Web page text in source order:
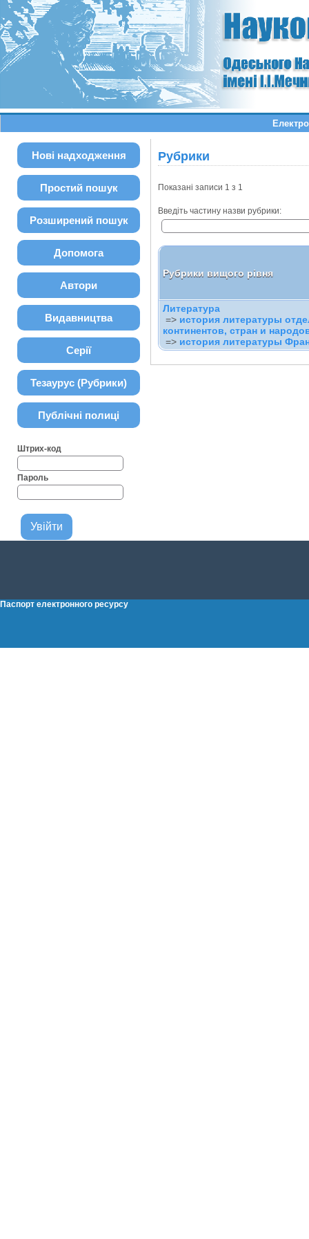
Нові надходження
Простий пошук
Розширений пошук
Допомога
Автори
Видавництва
Серії
Тезаурус (Рубрики)
Публічні полиці
Штрих-код
Пароль
Рубрики
Показані записи 1 з 1
Введіть частину назви рубрики:
Рубрики вищого рівня
Литература
=> история литературы
континентов, стран и
=> история литературы
Паспорт електронного ресурсу